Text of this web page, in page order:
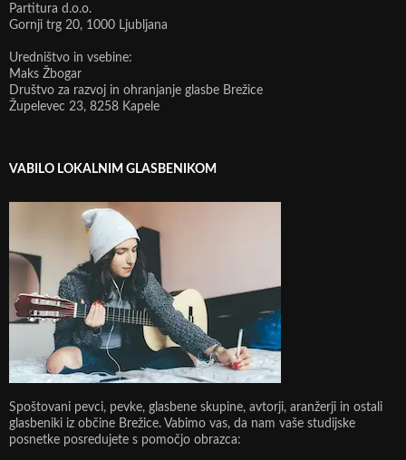
Partitura d.o.o.
Gornji trg 20, 1000 Ljubljana
Uredništvo in vsebine:
Maks Žbogar
Društvo za razvoj in ohranjanje glasbe Brežice
Župelevec 23, 8258 Kapele
VABILO LOKALNIM GLASBENIKOM
Spoštovani pevci, pevke, glasbene skupine, avtorji, aranžerji in ostali
glasbeniki iz občine Brežice. Vabimo vas, da nam vaše studijske
posnetke posredujete s pomočjo obrazca: